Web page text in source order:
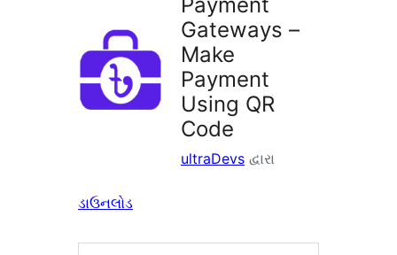
Gateways –
Make
Payment
Using QR
Code
ultraDevs દ્વારા
ડાઉનલોડ